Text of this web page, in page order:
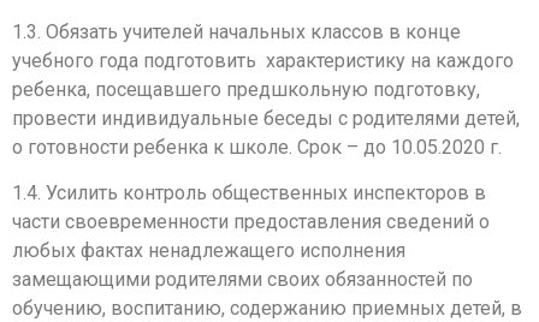
1.3. Обязать учителей начальных классов в конце
учебного года подготовить характеристику на каждого
ребенка, посещавшего предшкольную подготовку,
провести индивидуальные беседы с родителями детей,
о готовности ребенка к школе. Срок – до 10.05.2020 г.
1.4. Усилить контроль общественных инспекторов в
части своевременности предоставления сведений о
любых фактах ненадлежащего исполнения
замещающими родителями своих обязанностей по
обучению, воспитанию, содержанию приемных детей, в